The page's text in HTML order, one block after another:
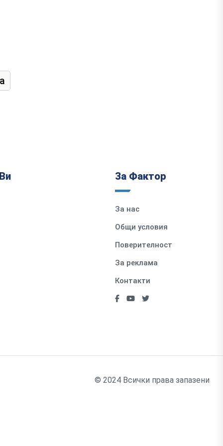
За Фактор
За нас
Общи условия
Поверителност
За реклама
Контакти
© 2024 Всички права запазени